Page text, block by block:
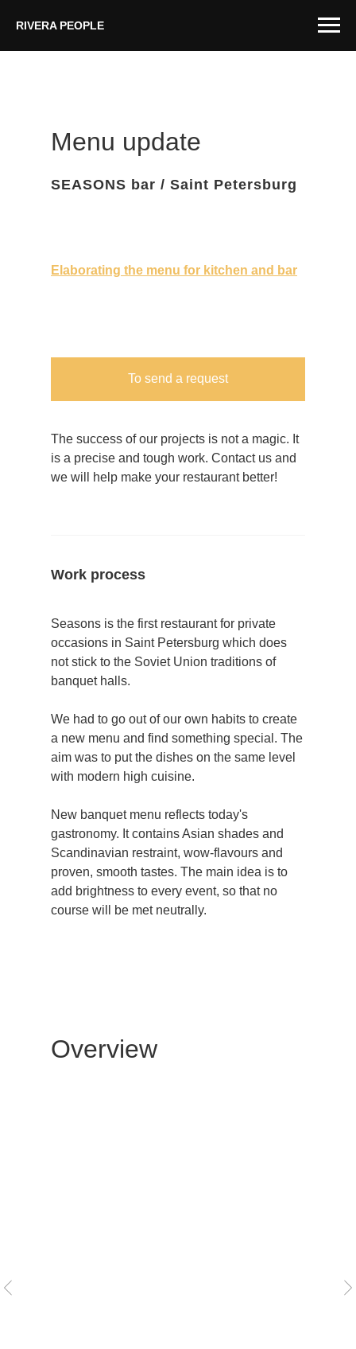
RIVERA PEOPLE
Menu update
SEASONS bar / Saint Petersburg
Elaborating the menu for kitchen and bar
Work process
Seasons is the first restaurant for private
occasions in Saint Petersburg which does
not stick to the Soviet Union traditions of
banquet halls.
We had to go out of our own habits to create
a new menu and find something special. The
aim was to put the dishes on the same level
with modern high cuisine.
New banquet menu reflects today's
gastronomy. It contains Asian shades and
Scandinavian restraint, wow-flavours and
proven, smooth tastes. The main idea is to
add brightness to every event, so that no
course will be met neutrally.
To send a request
The success of our projects is not a magic. It
is a precise and tough work. Contact us and
we will help make your restaurant better!
Overview